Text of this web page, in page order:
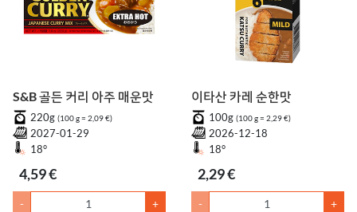
S&B 골든 커리 아주 매운맛
220g (100 g = 2,09 €)
2027-01-29
18°
4,59 €
- +
이타산 카레 순한맛
100g (100 g = 2,29 €)
2026-12-18
18°
2,29 €
- +